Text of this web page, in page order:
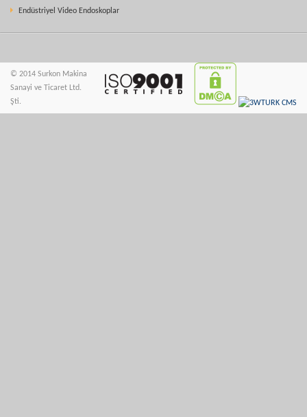
Endüstriyel Video Endoskoplar
© 2014 Surkon Makina
Sanayi ve Ticaret Ltd.
Şti.